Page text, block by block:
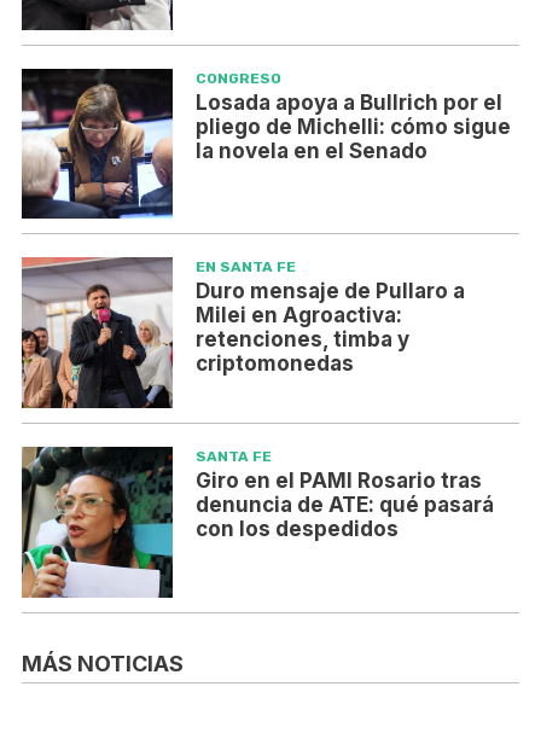
CONGRESO
Losada apoya a Bullrich por el
pliego de Michelli: cómo sigue
la novela en el Senado
EN SANTA FE
Duro mensaje de Pullaro a
Milei en Agroactiva:
retenciones, timba y
criptomonedas
SANTA FE
Giro en el PAMI Rosario tras
denuncia de ATE: qué pasará
con los despedidos
MÁS NOTICIAS